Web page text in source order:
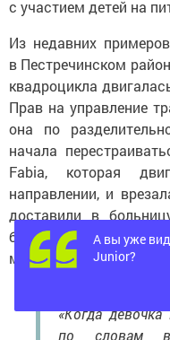
с участием детей на
Из недавних
в Пестречинском
квадроцикла
Прав на управление
она по
начала
Fabia, которая
направлении, и
доставили в
братишка —
мотошлемов.
«Когда
по словам
А вы уже
Junior?